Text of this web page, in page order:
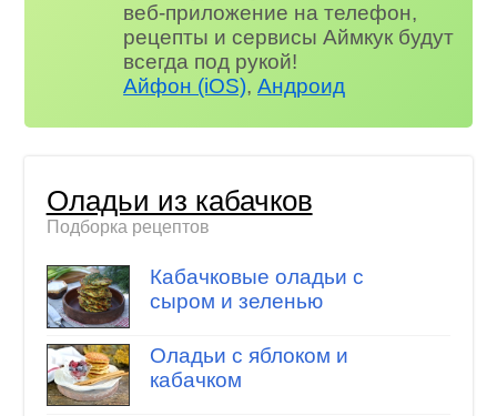
веб-приложение на телефон,
рецепты и сервисы Аймкук будут
всегда под рукой!
Айфон (iOS),Андроид
Оладьи из кабачков
Подборка рецептов
Кабачковые оладьи с
сыром и зеленью
Оладьи с яблоком и
кабачком